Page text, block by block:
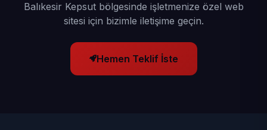
Balıkesir Kepsut bölgesinde işletmenize özel web
sitesi için bizimle iletişime geçin.
Hemen Teklif İste